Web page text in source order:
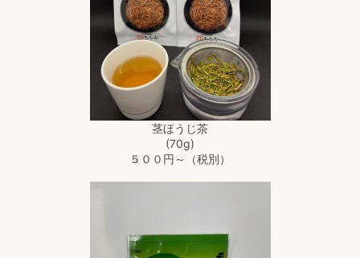
茎ほうじ茶
(70g)
５００円～（税別）